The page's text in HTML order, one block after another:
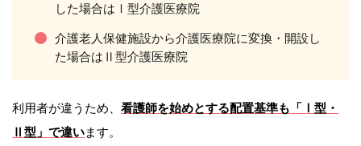
した場合はⅠ型介護医療院
介護老人保健施設から介護医療院に変換・開設し
た場合はⅡ型介護医療院
利用者が違うため、 看護師を始めとする配置基準も「Ⅰ型・
Ⅱ型」で違います。